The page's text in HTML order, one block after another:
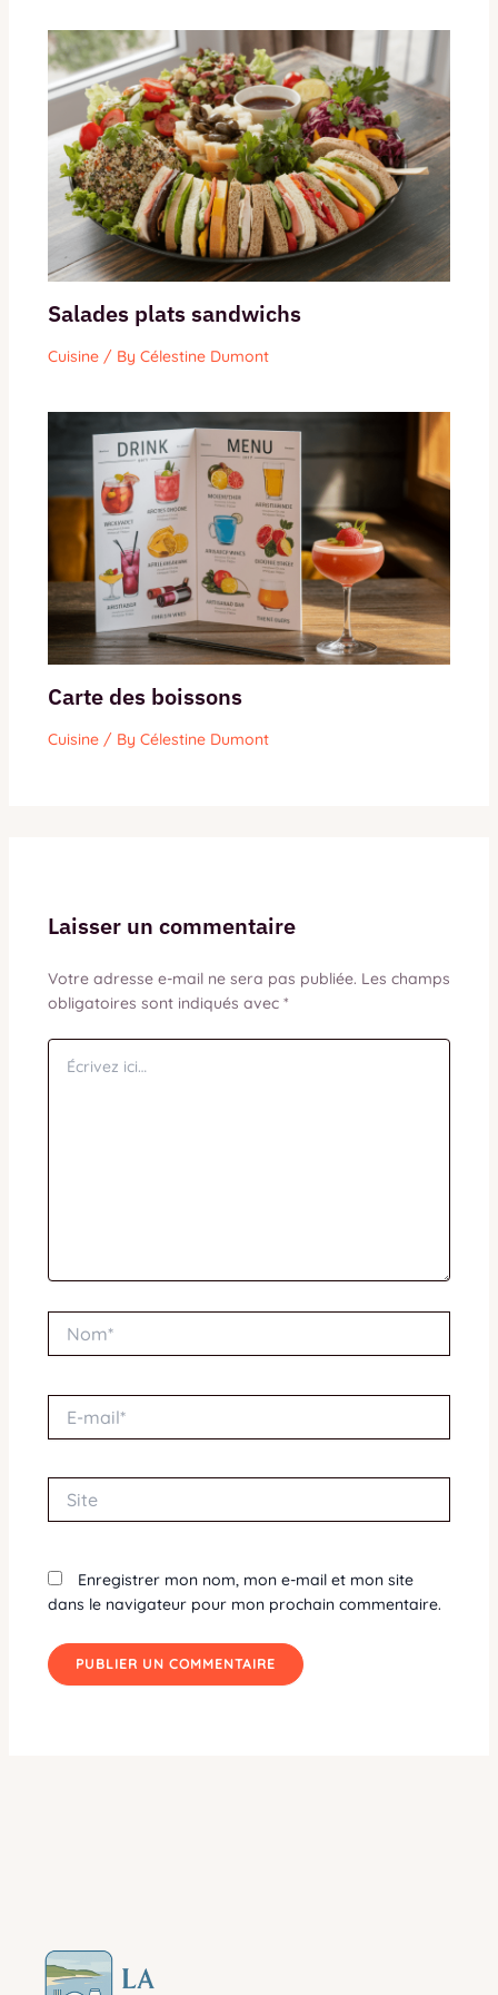
Salades plats sandwichs
Cuisine/ By Célestine Dumont
Carte des boissons
Cuisine/ By Célestine Dumont
Laisser un commentaire
Votre adresse e-mail ne sera pas publiée. Les champs
obligatoires sont indiqués avec *
Écrivez
ici…
mail*
Enregistrer mon nom, mon e-mail et mon site
dans le navigateur pour mon prochain commentaire.